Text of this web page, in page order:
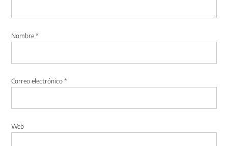
Nombre*
Correo electrónico*
Web